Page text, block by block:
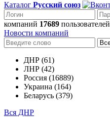
Каталог Русский союз
компаний 17689 пользователей
Новости компаний
ДНР (61)
ЛНР (42)
Россия (16889)
Украина (164)
Беларусь (379)
Вся ДНР